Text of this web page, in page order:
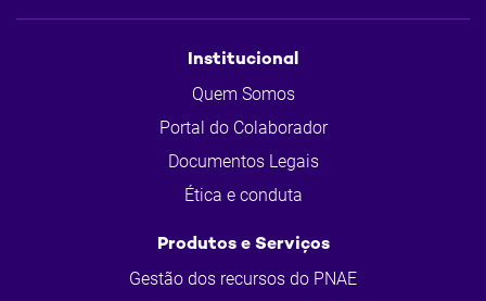
Institucional
Quem Somos
Portal do Colaborador
Documentos Legais
Ética e conduta
Produtos e Serviços
Gestão dos recursos do PNAE